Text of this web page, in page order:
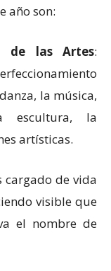
año son:
de las Artes:
la música,
escultura, la
artísticas.
cargado de vida
visible que
el nombre de